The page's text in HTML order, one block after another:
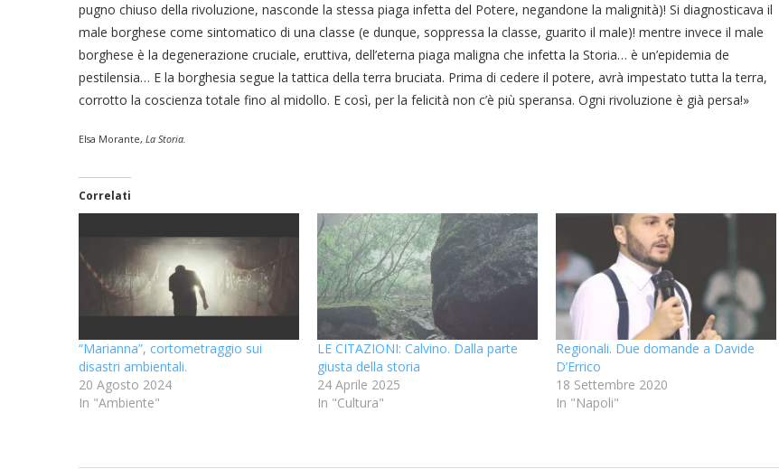
pugno chiuso della rivoluzione, nasconde la stessa piaga infetta del Potere, negandone la malignità)! Si diagnosticava il
male borghese come sintomatico di una classe (e dunque, soppressa la classe, guarito il male)! mentre invece il male
borghese è la degenerazione cruciale, eruttiva, dell’eterna piaga maligna che infetta la Storia… è un’epidemia de
pestilensia… E la borghesia segue la tattica della terra bruciata. Prima di cedere il potere, avrà impestato tutta la terra,
corrotto la coscienza totale fino al midollo. E così, per la felicità non c’è più speransa. Ogni rivoluzione è già persa!»
Elsa Morante, La Storia.
Correlati
“Marianna”, cortometraggio sui
disastri ambientali.
20 Agosto 2024
In "Ambiente"
LE CITAZIONI: Calvino. Dalla parte
giusta della storia
24 Aprile 2025
In "Cultura"
Regionali. Due domande a Davide
D’Errico
18 Settembre 2020
In "Napoli"